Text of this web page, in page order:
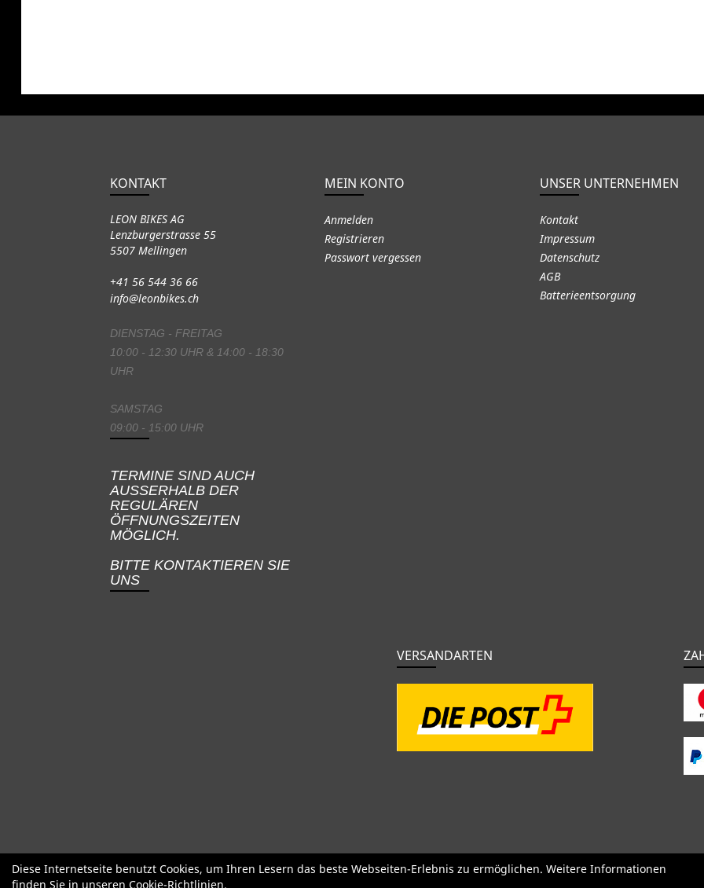
KONTAKT
LEON BIKES AG
Lenzburgerstrasse 55
5507 Mellingen
+41 56 544 36 66
info@leonbikes.ch
DIENSTAG - FREITAG
10:00 - 12:30 UHR & 14:00 - 18:30
UHR
SAMSTAG
09:00 - 15:00 UHR
TERMINE SIND AUCH
AUSSERHALB DER
REGULÄREN
ÖFFNUNGSZEITEN
MÖGLICH.
BITTE KONTAKTIEREN SIE
UNS
MEIN KONTO
Anmelden
Registrieren
Passwort vergessen
UNSER UNTERNEHMEN
Kontakt
Impressum
Datenschutz
AGB
Batterieentsorgung
VERSANDARTEN
SALE Specialized Factor Cervélo BMC Orbea Pinarello OPEN Kids / BMX
Diese Internetseite benutzt Cookies, um Ihren Lesern das beste Webseiten-Erlebnis zu ermöglichen. Weitere Informationen
finden Sie in unseren Cookie-Richtlinien.